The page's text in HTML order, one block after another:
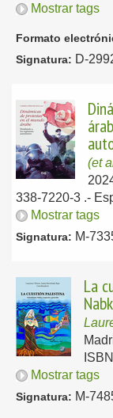
Mostrar tags
Formato
Signatura: D-
(et
338-7220-3 .-
Mostrar tags
Signatura: M-
La
Mostrar tags
Signatura: M-